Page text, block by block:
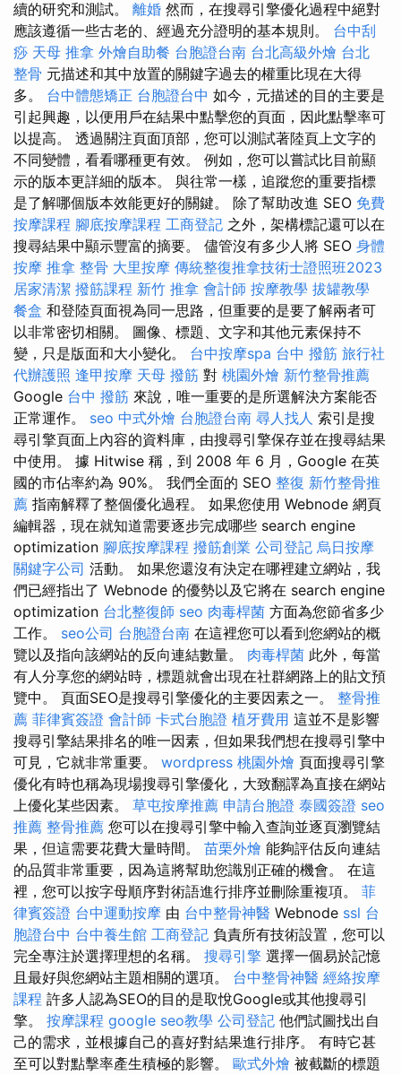
續的研究和測試。 離婚 然而，在搜尋引擎優化過程中絕對
應該遵循一些古老的、經過充分證明的基本規則。 台中刮
痧 天母 推拿 外燴自助餐 台胞證台南 台北高級外燴 台北
整骨 元描述和其中放置的關鍵字過去的權重比現在大得
多。 台中體態矯正 台胞證台中 如今，元描述的目的主要是
引起興趣，以便用戶在結果中點擊您的頁面，因此點擊率可
以提高。 透過關注頁面頂部，您可以測試著陸頁上文字的
不同變體，看看哪種更有效。 例如，您可以嘗試比目前顯
示的版本更詳細的版本。 與往常一樣，追蹤您的重要指標
是了解哪個版本效能更好的關鍵。 除了幫助改進 SEO 免費
按摩課程 腳底按摩課程 工商登記 之外，架構標記還可以在
搜尋結果中顯示豐富的摘要。 儘管沒有多少人將 SEO 身體
按摩 推拿 整骨 大里按摩 傳統整復推拿技術士證照班2023
居家清潔 撥筋課程 新竹 推拿 會計師 按摩教學 拔罐教學
餐盒 和登陸頁面視為同一思路，但重要的是要了解兩者可
以非常密切相關。 圖像、標題、文字和其他元素保持不
變，只是版面和大小變化。 台中按摩spa 台中 撥筋 旅行社
代辦護照 逢甲按摩 天母 撥筋 對 桃園外燴 新竹整骨推薦
Google 台中 撥筋 來說，唯一重要的是所選解決方案能否
正常運作。 seo 中式外燴 台胞證台南 尋人找人 索引是搜
尋引擎頁面上內容的資料庫，由搜尋引擎保存並在搜尋結果
中使用。 據 Hitwise 稱，到 2008 年 6 月，Google 在英
國的市佔率約為 90%。 我們全面的 SEO 整復 新竹整骨推
薦 指南解釋了整個優化過程。 如果您使用 Webnode 網頁
編輯器，現在就知道需要逐步完成哪些 search engine
optimization 腳底按摩課程 撥筋創業 公司登記 烏日按摩
關鍵字公司 活動。 如果您還沒有決定在哪裡建立網站，我
們已經指出了 Webnode 的優勢以及它將在 search engine
optimization 台北整復師 seo 肉毒桿菌 方面為您節省多少
工作。 seo公司 台胞證台南 在這裡您可以看到您網站的概
覽以及指向該網站的反向連結數量。 肉毒桿菌 此外，每當
有人分享您的網站時，標題就會出現在社群網路上的貼文預
覽中。 頁面SEO是搜尋引擎優化的主要因素之一。 整骨推
薦 菲律賓簽證 會計師 卡式台胞證 植牙費用 這並不是影響
搜尋引擎結果排名的唯一因素，但如果我們想在搜尋引擎中
可見，它就非常重要。 wordpress 桃園外燴 頁面搜尋引擎
優化有時也稱為現場搜尋引擎優化，大致翻譯為直接在網站
上優化某些因素。 草屯按摩推薦 申請台胞證 泰國簽證 seo
推薦 整骨推薦 您可以在搜尋引擎中輸入查詢並逐頁瀏覽結
果，但這需要花費大量時間。 苗栗外燴 能夠評估反向連結
的品質非常重要，因為這將幫助您識別正確的機會。 在這
裡，您可以按字母順序對術語進行排序並刪除重複項。 菲
律賓簽證 台中運動按摩 由 台中整骨神醫 Webnode ssl 台
胞證台中 台中養生館 工商登記 負責所有技術設置，您可以
完全專注於選擇理想的名稱。 搜尋引擎 選擇一個易於記憶
且最好與您網站主題相關的選項。 台中整骨神醫 經絡按摩
課程 許多人認為SEO的目的是取悅Google或其他搜尋引
擎。 按摩課程 google seo教學 公司登記 他們試圖找出自
己的需求，並根據自己的喜好對結果進行排序。 有時它甚
至可以對點擊率產生積極的影響。 歐式外燴 被截斷的標題